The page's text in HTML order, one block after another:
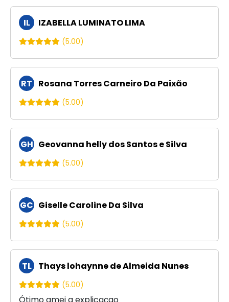
IL IZABELLA LUMINATO LIMA
(5.00)
RT Rosana Torres Carneiro Da Paixão
(5.00)
GH Geovanna helly dos Santos e Silva
(5.00)
GC Giselle Caroline Da Silva
(5.00)
TL Thays lohaynne de Almeida Nunes
(5.00)